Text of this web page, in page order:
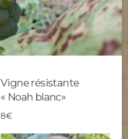
Vigne résistante
« Noah blanc»
8€